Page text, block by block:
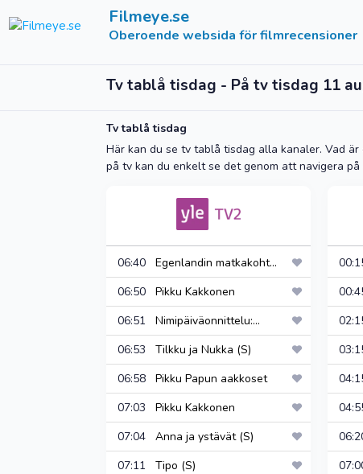
Filmeye.se
Oberoende websida för filmrecensioner
Tv tablå tisdag - På tv tisdag 11
Tv tablå tisdag
Här kan du se tv tablå tisdag alla kanaler. Vad
på tv kan du enkelt se det genom att navigera på
06:40 Egenlandin matkakoht...
06:50 Pikku Kakkonen
06:51 Nimipäiväonnittelu:...
06:53 Tilkku ja Nukka (S)
06:58 Pikku Papun aakkoset
07:03 Pikku Kakkonen
07:04 Anna ja ystävät (S)
07:11 Tipo (S)